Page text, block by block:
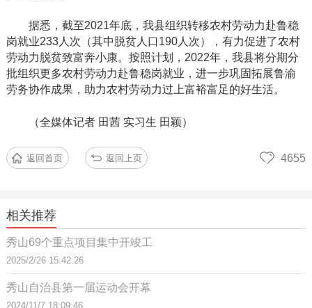
据悉，截至2021年底，我县组织转移农村劳动力赴鲁稳
岗就业233人次（其中脱贫人口190人次），有力促进了农村
劳动力脱贫致富奔小康。按照计划，2022年，我县将分期分
批组织更多农村劳动力赴鲁稳岗就业，进一步巩固拓展鲁渝
劳务协作成果，助力农村劳动力过上富裕富足的好生活。
（全媒体记者田茜 实习生 田颖）
返回首页 返回上页 4655
相关推荐
秀山69个重点项目集中开竣工
2025/2/26 15:42:26
秀山自治县第一届运动会开幕
2024/11/7 18:09:46